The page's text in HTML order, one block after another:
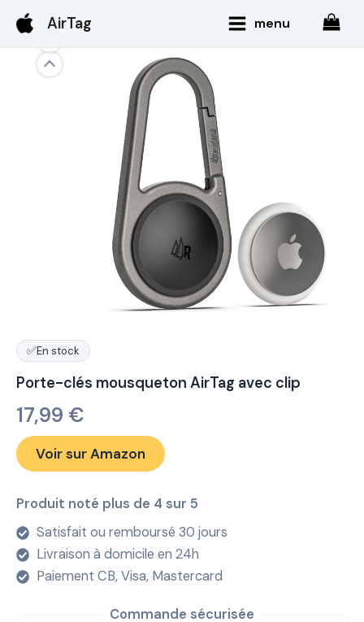
contenu
AirTag
Mainmenu
✅En stock
Porte-clés mousqueton AirTag avec clip
17,99 €
Voir sur Amazon
Produit noté plus de 4 sur 5
Satisfait ou remboursé 30 jours
Livraison à domicile en 24h
Paiement CB, Visa, Mastercard
Commande sécurisée